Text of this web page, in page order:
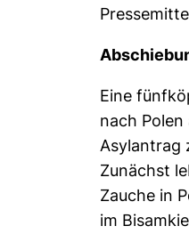
Eine
nach
Asylantrag
Zunächst
Zauche in
im